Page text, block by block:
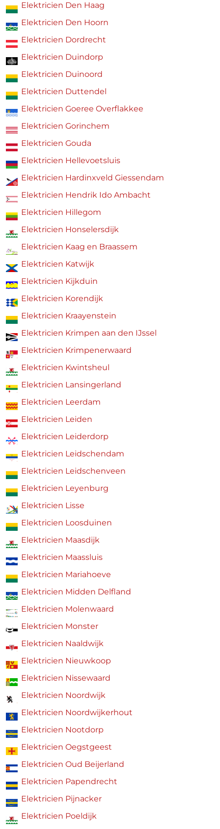
Elektricien Den Haag
Elektricien Den Hoorn
Elektricien Dordrecht
Elektricien Duindorp
Elektricien Duinoord
Elektricien Duttendel
Elektricien Goeree Overflakkee
Elektricien Gorinchem
Elektricien Gouda
Elektricien Hellevoetsluis
Elektricien Hardinxveld Giessendam
Elektricien Hendrik Ido Ambacht
Elektricien Hillegom
Elektricien Honselersdijk
Elektricien Kaag en Braassem
Elektricien Katwijk
Elektricien Kijkduin
Elektricien Korendijk
Elektricien Kraayenstein
Elektricien Krimpen aan den IJssel
Elektricien Krimpenerwaard
Elektricien Kwintsheul
Elektricien Lansingerland
Elektricien Leerdam
Elektricien Leiden
Elektricien Leiderdorp
Elektricien Leidschendam
Elektricien Leidschenveen
Elektricien Leyenburg
Elektricien Lisse
Elektricien Loosduinen
Elektricien Maasdijk
Elektricien Maassluis
Elektricien Mariahoeve
Elektricien Midden Delfland
Elektricien Molenwaard
Elektricien Monster
Elektricien Naaldwijk
Elektricien Nieuwkoop
Elektricien Nissewaard
Elektricien Noordwijk
Elektricien Noordwijkerhout
Elektricien Nootdorp
Elektricien Oegstgeest
Elektricien Oud Beijerland
Elektricien Papendrecht
Elektricien Pijnacker
Elektricien Poeldijk